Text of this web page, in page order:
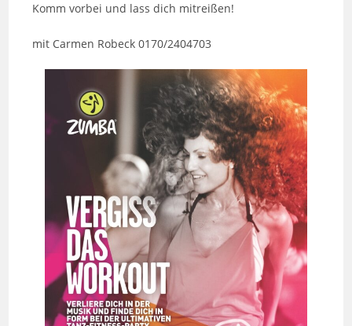
Komm vorbei und lass dich mitreißen!
mit Carmen Robeck 0170/2404703